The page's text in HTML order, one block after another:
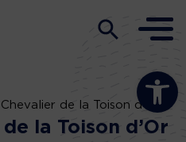
Ouvrir la
de la Toison d’Or
la Toison d’Or